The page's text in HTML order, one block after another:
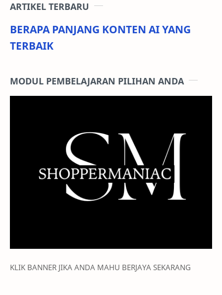
ARTIKEL TERBARU
BERAPA PANJANG KONTEN AI YANG
TERBAIK
MODUL PEMBELAJARAN PILIHAN ANDA
KLIK BANNER JIKA ANDA MAHU BERJAYA SEKARANG